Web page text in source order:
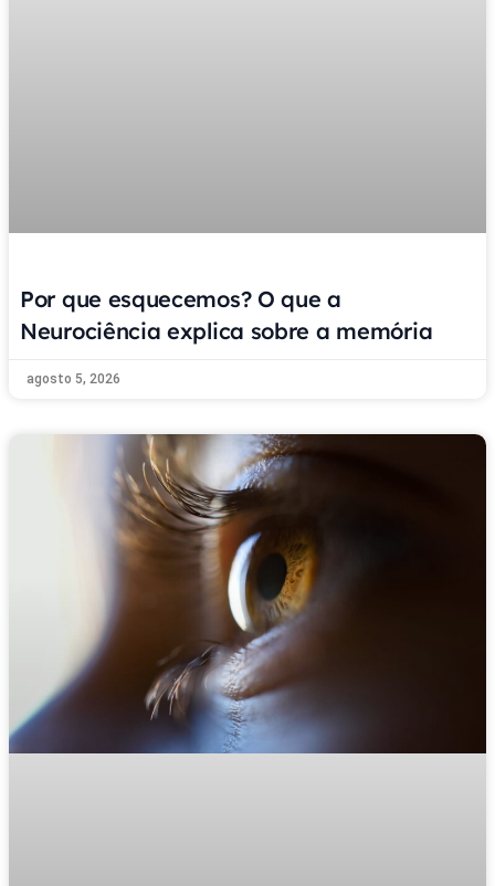
Por que esquecemos? O que a
Neurociência explica sobre a memória
agosto 5, 2026